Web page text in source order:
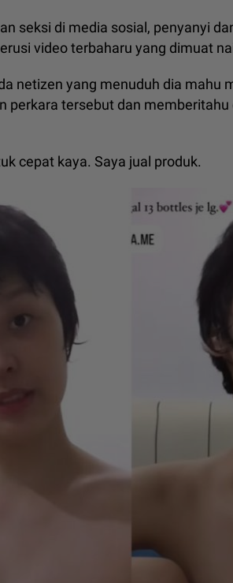
seksi di media sosial, penyanyi
video terbaharu yang dimuat
netizen yang menuduh dia mahu
perkara tersebut dan
cepat kaya. Saya jual produk.